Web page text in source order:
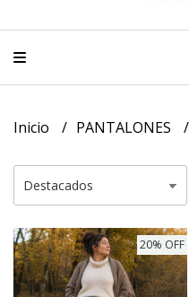
Inicio PANTALONES
20% OFF